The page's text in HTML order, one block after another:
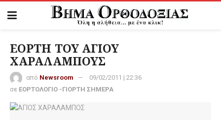
ΕΟΡΤΗ ΤΟΥ ΑΓΙΟΥ
ΧΑΡΑΛΑΜΠΟΥΣ
από Newsroom
09/02/2011 | 22:36
σε ΕΟΡΤΟΛΟΓΙΟ -ΓΙΟΡΤΗ ΣΗΜΕΡΑ